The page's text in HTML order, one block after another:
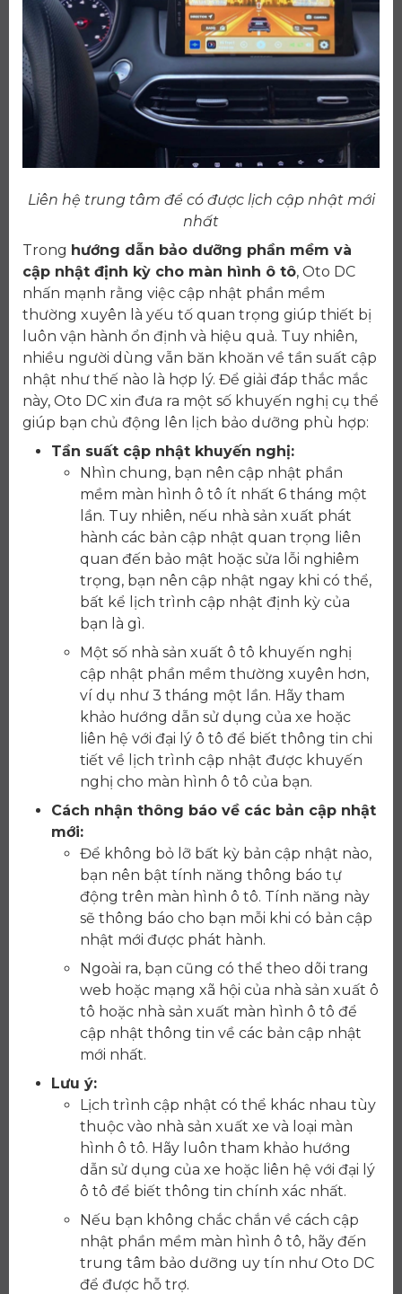
Liên hệ trung tâm để có được lịch cập nhật mới
nhất
Trong hướng dẫn bảo dưỡng phần mềm và
cập nhật định kỳ cho màn hình ô tô, Oto DC
nhấn mạnh rằng việc cập nhật phần mềm
thường xuyên là yếu tố quan trọng giúp thiết bị
luôn vận hành ổn định và hiệu quả. Tuy nhiên,
nhiều người dùng vẫn băn khoăn về tần suất cập
nhật như thế nào là hợp lý. Để giải đáp thắc mắc
này, Oto DC xin đưa ra một số khuyến nghị cụ thể
giúp bạn chủ động lên lịch bảo dưỡng phù hợp:
Tần suất cập nhật khuyến nghị:
Nhìn chung, bạn nên cập nhật phần
mềm màn hình ô tô ít nhất 6 tháng một
lần. Tuy nhiên, nếu nhà sản xuất phát
hành các bản cập nhật quan trọng liên
quan đến bảo mật hoặc sửa lỗi nghiêm
trọng, bạn nên cập nhật ngay khi có thể,
bất kể lịch trình cập nhật định kỳ của
bạn là gì.
Một số nhà sản xuất ô tô khuyến nghị
cập nhật phần mềm thường xuyên hơn,
ví dụ như 3 tháng một lần. Hãy tham
khảo hướng dẫn sử dụng của xe hoặc
liên hệ với đại lý ô tô để biết thông tin chi
tiết về lịch trình cập nhật được khuyến
nghị cho màn hình ô tô của bạn.
Cách nhận thông báo về các bản cập nhật
mới:
Để không bỏ lỡ bất kỳ bản cập nhật nào,
bạn nên bật tính năng thông báo tự
động trên màn hình ô tô. Tính năng này
sẽ thông báo cho bạn mỗi khi có bản cập
nhật mới được phát hành.
Ngoài ra, bạn cũng có thể theo dõi trang
web hoặc mạng xã hội của nhà sản xuất ô
tô hoặc nhà sản xuất màn hình ô tô để
cập nhật thông tin về các bản cập nhật
mới nhất.
Lưu ý:
Lịch trình cập nhật có thể khác nhau tùy
thuộc vào nhà sản xuất xe và loại màn
hình ô tô. Hãy luôn tham khảo hướng
dẫn sử dụng của xe hoặc liên hệ với đại lý
ô tô để biết thông tin chính xác nhất.
Nếu bạn không chắc chắn về cách cập
nhật phần mềm màn hình ô tô, hãy đến
trung tâm bảo dưỡng uy tín như Oto DC
để được hỗ trợ.